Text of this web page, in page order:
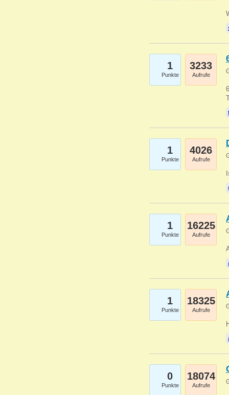
1
Punkte
3233
Aufrufe
1
Punkte
4026
Aufrufe
1
Punkte
16225
Aufrufe
1
Punkte
18325
Aufrufe
0
Punkte
18074
Aufrufe